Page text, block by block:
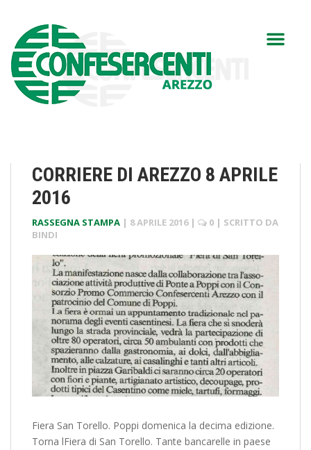
CORRIERE DI AREZZO 8 APRILE
2016
RASSEGNA STAMPA | 8 APRILE 2016 | 0 | SCRITTO DA
BINDI
Fiera San Torello. Poppi domenica la decima edizione.
Torna lFiera di San Torello. Tante bancarelle in paese